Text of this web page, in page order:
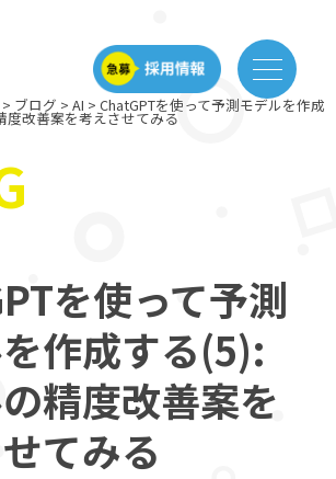
> ブログ > AI > ChatGPTを使って予測モデルを作成
度改善案を考えさせてみる
を使って予測
作成する(5):
精度改善案を
てみる